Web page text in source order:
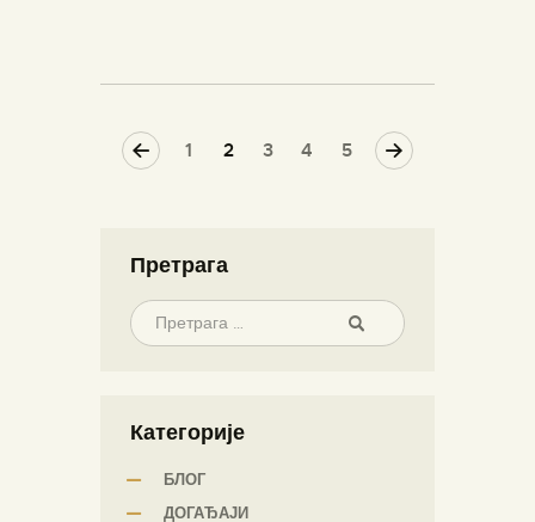
1 2 3 4 5
>
Претрага
Категорије
БЛОГ
ДОГАЂАЈИ